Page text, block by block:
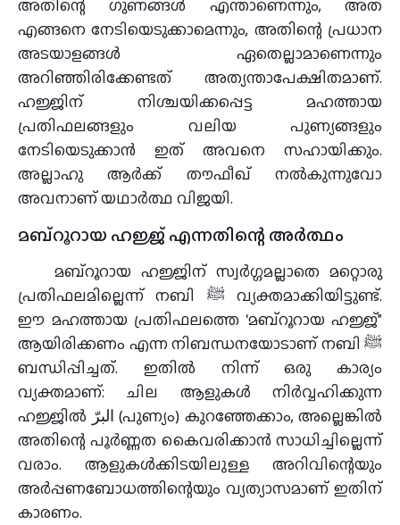
അതിന്റെ ഗുണങ്ങൾ എന്താണെന്നും, അത്
എങ്ങനെ നേടിയെടുക്കാമെന്നും, അതിന്റെ പ്രധാന
അടയാളങ്ങൾ ഏതെല്ലാമാണെന്നും
അറിഞ്ഞിരിക്കേണ്ടത് അത്യന്താപേക്ഷിതമാണ്.
ഹജ്ജിന് നിശ്ചയിക്കപ്പെട്ട മഹത്തായ
പ്രതിഫലങ്ങളും വലിയ പുണ്യങ്ങളും
നേടിയെടുക്കാൻ ഇത് അവനെ സഹായിക്കും.
അല്ലാഹു ആർക്ക് തൗഫീഖ് നൽകുന്നുവോ
അവനാണ് യഥാർത്ഥ വിജയി.
മബ്റൂറായ ഹജ്ജ് എന്നതിന്റെ അര്‍ത്ഥം
മബ്റൂറായ ഹജ്ജിന് സ്വർഗ്ഗമല്ലാതെ മറ്റൊരു
പ്രതിഫലമില്ലെന്ന് നബി ﷺ വ്യക്തമാക്കിയിട്ടുണ്ട്.
ഈ മഹത്തായ പ്രതിഫലത്തെ ‘മബ്റൂറായ ഹജ്ജ്”
ആയിരിക്കണം എന്ന നിബന്ധനയോടാണ് നബി ﷺ
ബന്ധിപ്പിച്ചത്. ഇതിൽ നിന്ന് ഒരു കാര്യം
വ്യക്തമാണ്: ചില ആളുകൾ നിർവ്വഹിക്കുന്ന
ഹജ്ജിൽ البرّ (പുണ്യം) കുറഞ്ഞേക്കാം, അല്ലെങ്കിൽ
അതിന്റെ പൂർണ്ണത കൈവരിക്കാൻ സാധിച്ചില്ലെന്ന്
വരാം. ആളുകൾക്കിടയിലുള്ള അറിവിന്റെയും
അർപ്പണബോധത്തിന്റെയും വ്യത്യാസമാണ് ഇതിന്
കാരണം.